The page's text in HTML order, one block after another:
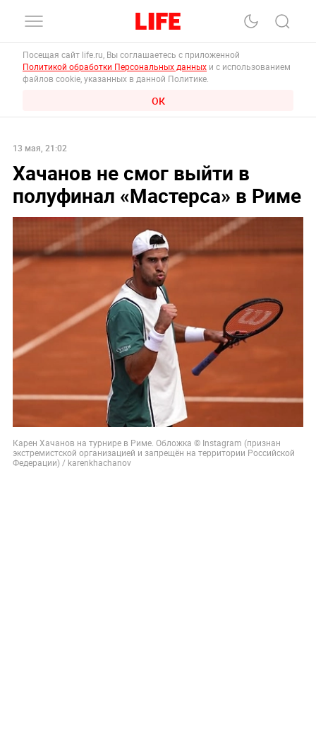
Посещая сайт life.ru, Вы соглашаетесь с приложенной
Политикой обработки Персональных данных и с использованием
файлов cookie, указанных в данной Политике.
ОК
13 мая, 21:02
Хачанов не смог выйти в
полуфинал «Мастерса» в Риме
Карен Хачанов на турнире в Риме. Обложка © Instagram (признан
экстремистской организацией и запрещён на территории Российской
Федерации) / karenkhachanov